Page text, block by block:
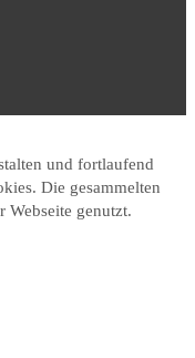
und fortlaufend
Die gesammelten
Webseite genutzt.